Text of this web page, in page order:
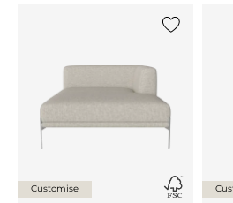
Customise